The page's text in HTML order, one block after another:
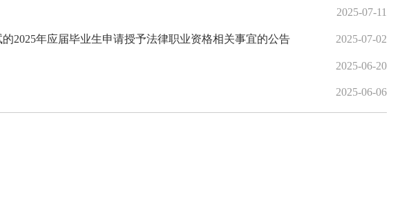
2025-07-11
2025年应届毕业生申请授予法律职业资格相关事宜的公告 2025-07-02
2025-06-20
2025-06-06